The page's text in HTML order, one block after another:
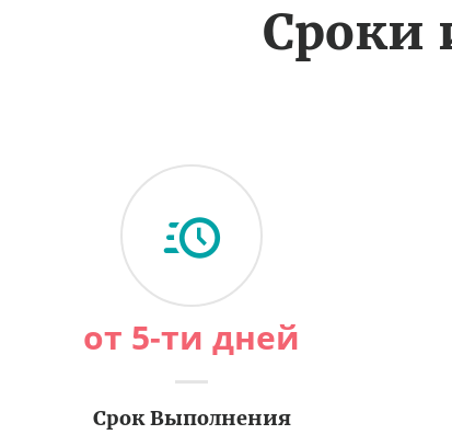
Сроки
от 5-ти дней
Срок Выполнения